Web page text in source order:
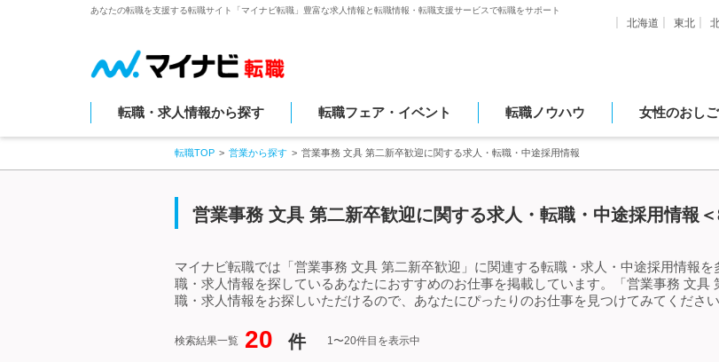
あなたの転職を支援する転職サイト「マイナビ転職」豊富な求人情報と転職情報・転職支援サービスで転職をサポート
北海道 東北
転職・求人情報から探す 転職フェア・イベント 転職ノウハウ 女性のおし
転職TOP 営業から探す 営業事務 文具 第二新卒歓迎に関する求人・転職・中途採用情報
営業事務 文具 第二新卒歓迎に関する求人・転職・中途採用情報
マイナビ転職では「営業事務 文具 第二新卒歓迎」に関連する転職・求人・中途採用情報
職・求人情報を探しているあなたにおすすめのお仕事を掲載しています。「営業事務 文
職・求人情報をお探しいただけるので、あなたにぴったりのお仕事を見つけてみてくださ
検索結果一覧 20 件 1〜20件目を表示中